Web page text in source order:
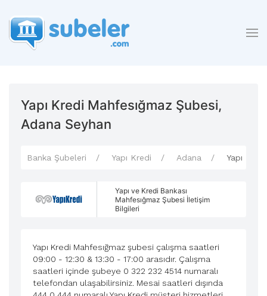
Yapı Kredi Mahfesığmaz Şubesi,
Adana Seyhan
Banka Şubeleri Yapı Kredi Adana Yapı
Yapı ve Kredi Bankası
Mahfesığmaz Şubesi İletişim
Bilgileri
Yapı Kredi Mahfesığmaz şubesi çalışma saatleri
09:00 - 12:30 & 13:30 - 17:00 arasıdır. Çalışma
saatleri içinde şubeye 0 322 232 4514 numaralı
telefondan ulaşabilirsiniz. Mesai saatleri dışında